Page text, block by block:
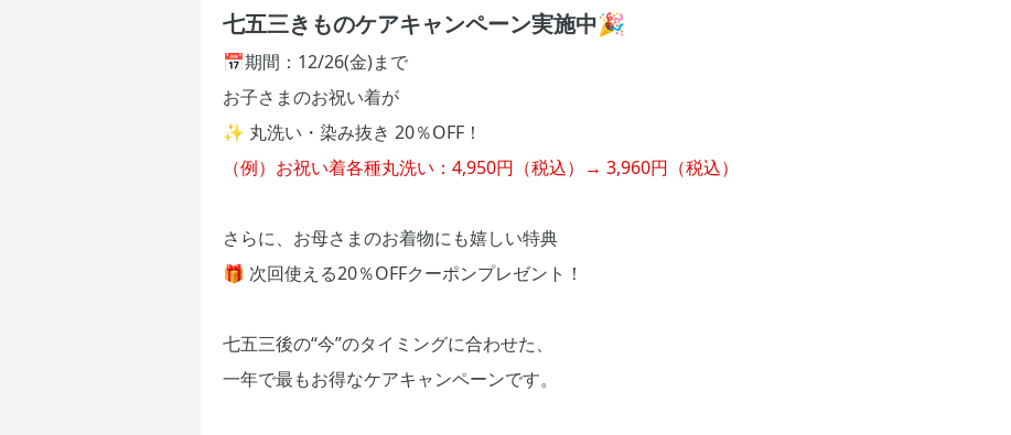
七五三きものケアキャンペーン実施中🎉
📅期間：12/26(金)まで
お子さまのお祝い着が
✨ 丸洗い・染み抜き 20％OFF！
（例）お祝い着各種丸洗い：4,950円（税込）→ 3,960円（税込）
さらに、お母さまのお着物にも嬉しい特典
🎁 次回使える20％OFFクーポンプレゼント！
七五三後の“今”のタイミングに合わせた、
一年で最もお得なケアキャンペーンです。